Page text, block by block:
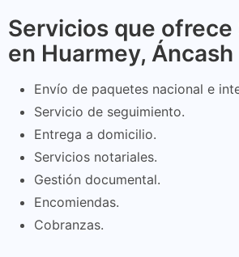
Servicios que ofrece
en Huarmey, Áncash
Envío de paquetes nacional e
Servicio de seguimiento.
Entrega a domicilio.
Servicios notariales.
Gestión documental.
Encomiendas.
Cobranzas.